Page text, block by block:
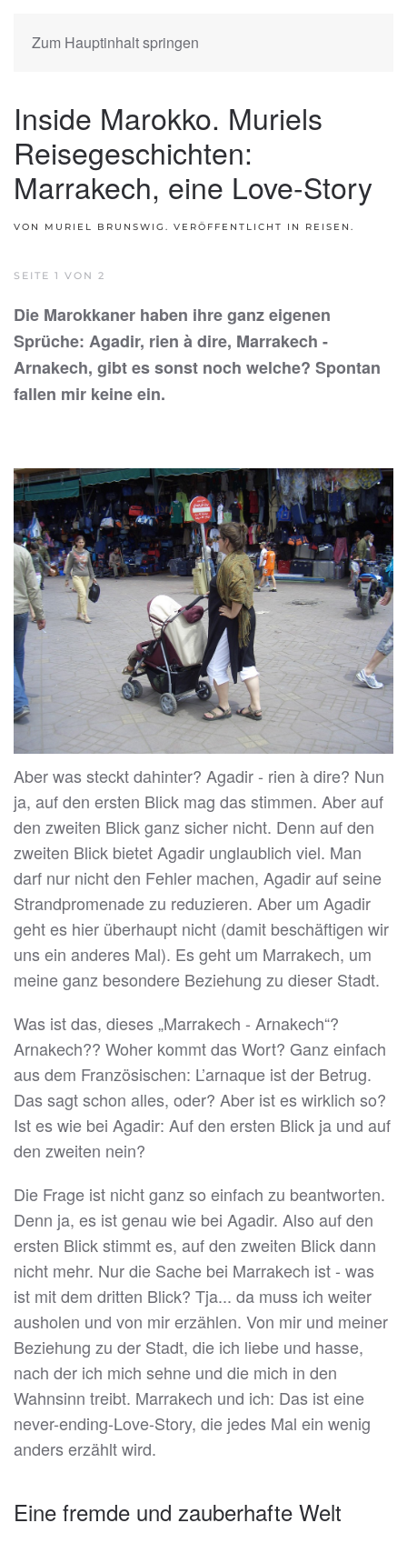
Zum Hauptinhalt springen
Inside Marokko. Muriels
Reisegeschichten:
Marrakech, eine Love-Story
VON MURIEL BRUNSWIG. VERÖFFENTLICHT IN REISEN .
SEITE 1 VON 2
Die Marokkaner haben ihre ganz eigenen
Sprüche: Agadir, rien à dire, Marrakech -
Arnakech, gibt es sonst noch welche? Spontan
fallen mir keine ein.
Aber was steckt dahinter? Agadir - rien à dire? Nun
ja, auf den ersten Blick mag das stimmen. Aber auf
den zweiten Blick ganz sicher nicht. Denn auf den
zweiten Blick bietet Agadir unglaublich viel. Man
darf nur nicht den Fehler machen, Agadir auf seine
Strandpromenade zu reduzieren. Aber um Agadir
geht es hier überhaupt nicht (damit beschäftigen wir
uns ein anderes Mal). Es geht um Marrakech, um
meine ganz besondere Beziehung zu dieser Stadt.
Was ist das, dieses „Marrakech - Arnakech“?
Arnakech?? Woher kommt das Wort? Ganz einfach
aus dem Französischen: L’arnaque ist der Betrug.
Das sagt schon alles, oder? Aber ist es wirklich so?
Ist es wie bei Agadir: Auf den ersten Blick ja und auf
den zweiten nein?
Die Frage ist nicht ganz so einfach zu beantworten.
Denn ja, es ist genau wie bei Agadir. Also auf den
ersten Blick stimmt es, auf den zweiten Blick dann
nicht mehr. Nur die Sache bei Marrakech ist - was
ist mit dem dritten Blick? Tja... da muss ich weiter
ausholen und von mir erzählen. Von mir und meiner
Beziehung zu der Stadt, die ich liebe und hasse,
nach der ich mich sehne und die mich in den
Wahnsinn treibt. Marrakech und ich: Das ist eine
never-ending-Love-Story, die jedes Mal ein wenig
anders erzählt wird.
Eine fremde und zauberhafte Welt